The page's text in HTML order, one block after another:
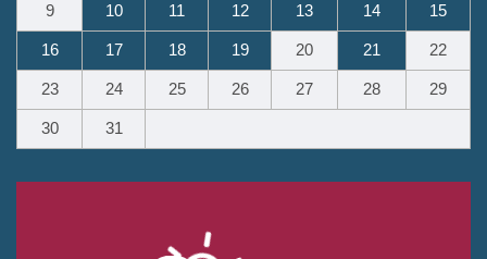
9 10 11 12 13 14 15
16 17 18 19 20 21 22
23 24 25 26 27 28 29
30 31